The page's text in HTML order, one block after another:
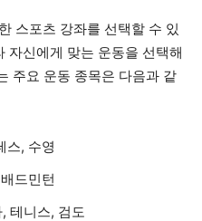
스포츠 강좌를 선택할 수 있
자신에게 맞는 운동을 선택해
주요 운동 종목은 다음과 같
스, 수영
드민턴
테니스, 검도